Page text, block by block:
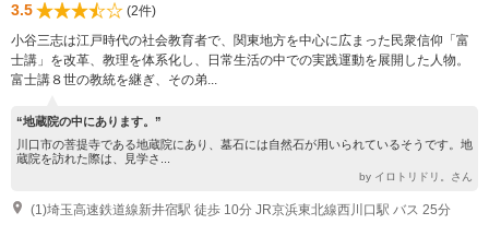
3.5
(2件)
小谷三志は江戸時代の社会教育者で、関東地方を中心に広まった民衆信仰「富
士講」を改革、教理を体系化し、日常生活の中での実践運動を展開した人物。
富士講８世の教統を継ぎ、その弟...
“地蔵院の中にあります。”
川口市の菩提寺である地蔵院にあり、墓石には自然石が用いられているそうです。地
蔵院を訪れた際は、見学さ...
by イロトリドリ。さん
(1)埼玉高速鉄道線新井宿駅 徒歩 10分 JR京浜東北線西川口駅 バス 25分